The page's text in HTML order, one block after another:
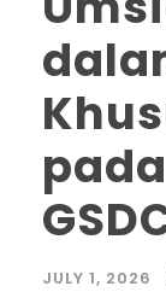
pada
JULY 1, 2026